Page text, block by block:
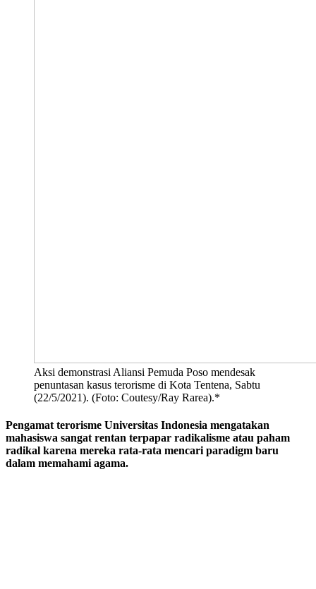
Aksi demonstrasi Aliansi Pemuda Poso mendesak
penuntasan kasus terorisme di Kota Tentena, Sabtu
(22/5/2021). (Foto: Coutesy/Ray Rarea).*
Pengamat terorisme Universitas Indonesia mengatakan
mahasiswa sangat rentan terpapar radikalisme atau paham
radikal karena mereka rata-rata mencari paradigm baru
dalam memahami agama.